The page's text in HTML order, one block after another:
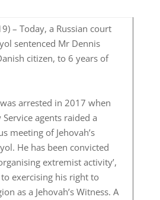
– Today, a Russian court
sentenced Mr Dennis
citizen, to 6 years of
arrested in 2017 when
Service agents raided a
meeting of Jehovah’s
He has been convicted
extremist activity’,
exercising his right to
as a Jehovah’s Witness. A